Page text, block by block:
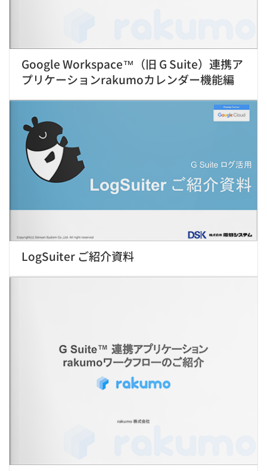
Google Workspace™（旧 G Suite）連携ア
プリケーションrakumoカレンダー機能編
LogSuiter ご紹介資料